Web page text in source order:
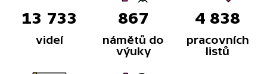
13 733
videí
867
námětů do
výuky
4 838
pracovních
listů